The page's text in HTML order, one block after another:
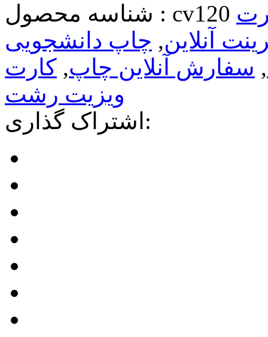
شناسه محصول : cv120
آنلاین, چاپ دانشجویی
, سفارش آنلاین چاپ, کارت
ویزیت رشت
اشتراک گذاری: